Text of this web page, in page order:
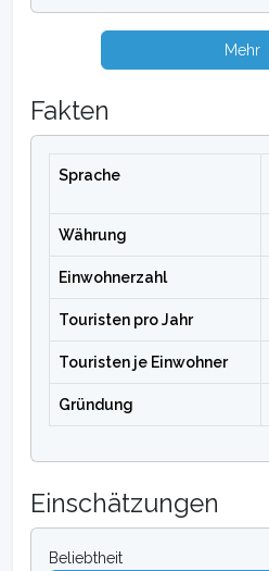
Mehr
Fakten
Sprache
Währung
Einwohnerzahl
Touristen pro Jahr
Touristen je Einwohner
Gründung
Einschätzungen
Beliebtheit